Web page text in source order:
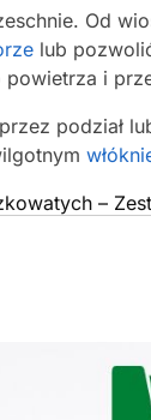
Od
lub
i
podział
–